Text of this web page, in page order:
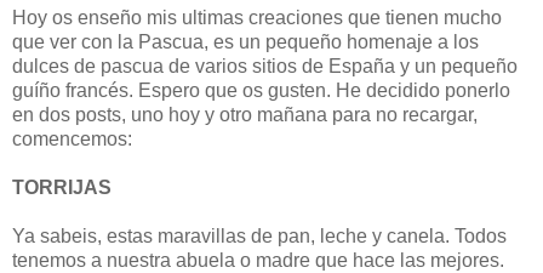
Hoy os enseño mis ultimas creaciones que tienen mucho
que ver con la Pascua, es un pequeño homenaje a los
dulces de pascua de varios sitios de España y un pequeño
guíño francés. Espero que os gusten. He decidido ponerlo
en dos posts, uno hoy y otro mañana para no recargar,
comencemos:
TORRIJAS
Ya sabeis, estas maravillas de pan, leche y canela. Todos
tenemos a nuestra abuela o madre que hace las mejores.